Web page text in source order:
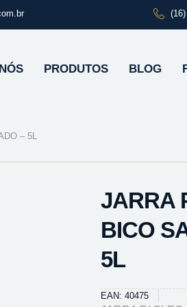
PRODUTOS BLOG
– 5L
JARRA
BICO
5L
EAN: 40475